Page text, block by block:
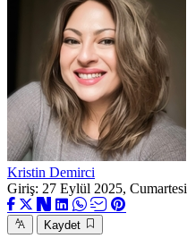
Kristin Demirci
Giriş: 27 Eylül 2025,
Kaydet